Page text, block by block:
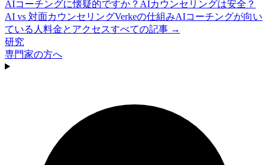
AIコーチングに懐疑的ですか？ AIカウンセリングは安全？
AI vs 対面カウンセリングVerkeの仕組みAIコーチングが向い
ている人 料金とアクセスすべての記事 →
研究
専門家の方へ